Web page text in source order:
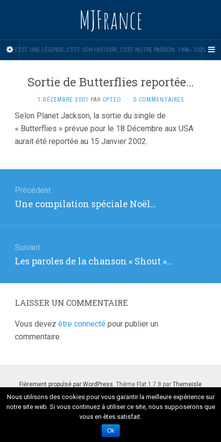
MJFrance
C'EST UNE LÉGENDE, C'EST SON HISTOIRE, C'EST NOTRE PASSION. 1996 - 2025.
Sortie de Butterflies reportée…
1 DÉCEMBRE 2001 PAR CPTEO · 0 COMMENTAIRES
Selon Planet Jackson, la sortie du single de
« Butterflies » prévue pour le 18 Décembre aux USA
aurait été reportée au 15 Janvier 2002.
de
l’article
Précédent
Article
Une compilation spéciale Noël…
Suivant
Article
:
Les paroles de la chanson « Shout »…
LAISSER UN COMMENTAIRE
Vous devez être connecté pour publier un
commentaire.
Fièrement propulsé par WordPress. Thème Flat 1.7.8 par Themeisle
Nous utilisons des cookies pour vous garantir la meilleure expérience sur
notre site web. Si vous continuez à utiliser ce site, nous supposerons que
vous en êtes satisfait.
Ok